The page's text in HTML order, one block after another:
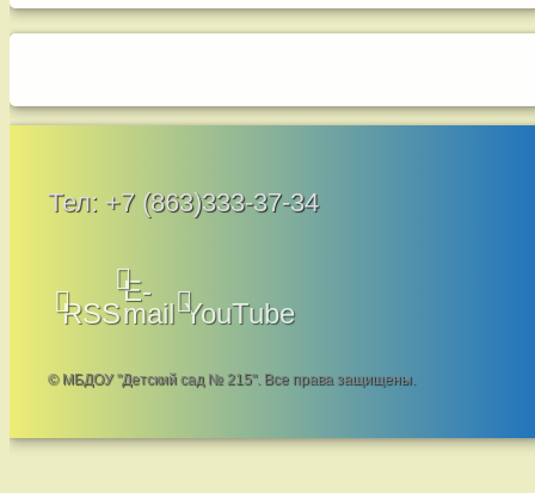
Тел: +7 (863)333-37-34
RSS
E-
mail YouTube
© МБДОУ "Детский сад № 215". Все права защищены.